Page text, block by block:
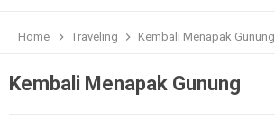
Home Traveling Kembali Menapak Gunung
Kembali Menapak Gunung